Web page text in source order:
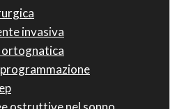
invasiva
ortognatica